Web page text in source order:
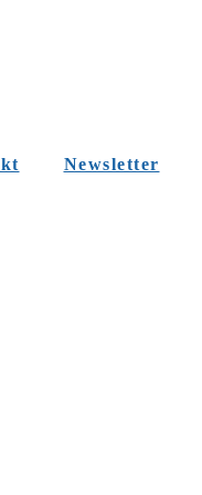
Newsletter